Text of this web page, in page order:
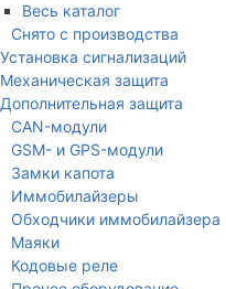
Весь каталог
Снято с производства
Установка сигнализаций
Механическая защита
Дополнительная защита
CAN-модули
GSM- и GPS-модули
Замки капота
Иммобилайзеры
Обходчики иммобилайзера
Маяки
Кодовые реле